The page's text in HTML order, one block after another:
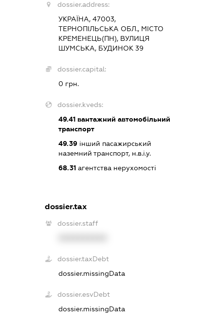
dossier.address:
УКРАЇНА, 47003,
ТЕРНОПІЛЬСЬКА ОБЛ., МІСТО
КРЕМЕНЕЦЬ(ПН), ВУЛИЦЯ
ШУМСЬКА, БУДИНОК 39
dossier.capital:
0 грн.
dossier.kveds:
49.41 вантажний автомобільний
транспорт
49.39 інший пасажирський
наземний транспорт, н.в.і.у.
68.31 агентства нерухомості
dossier.tax
dossier.staff
dossier.taxDebt
dossier.missingData
dossier.esvDebt
dossier.missingData